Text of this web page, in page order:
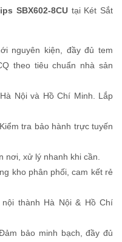
SBX602-8CUtại Két Sắt
nguyên kiện, đầy đủ tem
theo tiêu chuẩn nhà sản
Nội và Hồ Chí Minh. Lắp
tra bảo hành trực tuyến
nơi, xử lý nhanh khi cần.
kho phân phối, cam kết rẻ
nội thành Hà Nội & Hồ Chí
bảo minh bạch, đầy đủ